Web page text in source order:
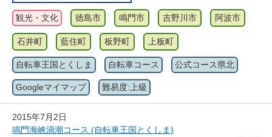
観光・文化 徳島市 鳴門市 吉野川市 阿波市
石井町 藍住町 板野町 上板町
自転車王国とくしま 自転車コース 公式コース県北
Googleマイマップ 難易度:上級
2015年7月2日
鳴門海峡渦潮コース (自転車王国とくしま)